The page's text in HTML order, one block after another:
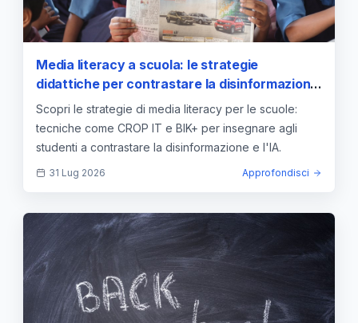
Media literacy a scuola: le strategie
didattiche per contrastare la disinformazione
e l'impatto dell'IA
Scopri le strategie di media literacy per le scuole:
tecniche come CROP IT e BIK+ per insegnare agli
studenti a contrastare la disinformazione e l'IA.
31 Lug 2026 Approfondisci